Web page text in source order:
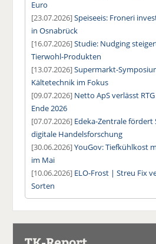
Euro
[23.07.2026]Speiseeis: Froneri
in Osnabrück
[16.07.2026]Studie: Nudging
Tierwohl-Produkten
[13.07.2026]Supermarkt-
Kältetechnik im Fokus
[09.07.2026] Netto ApS verlässt
Ende 2026
[07.07.2026] Edeka-Zentrale
digitale Handelsforschung
[30.06.2026]YouGov: Tiefkühlkost
im Mai
[10.06.2026] ELO-Frost | Streu Fix
Sorten